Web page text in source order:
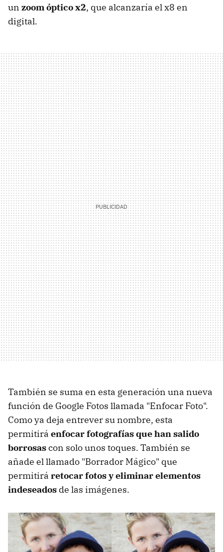
un zoom óptico x2, que alcanzaría el x8 en
digital.
También se suma en esta generación una nueva
función de Google Fotos llamada "Enfocar Foto".
Como ya deja entrever su nombre, esta
permitirá enfocar fotografías que han salido
borrosascon solo unos toques. También se
añade el llamado "Borrador Mágico" que
permitirá retocar fotos y eliminar elementos
indeseados de las imágenes.